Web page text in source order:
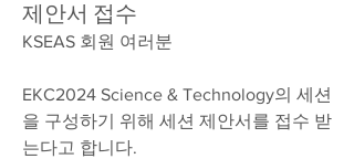
제안서 접수
KSEAS 회원 여러분
EKC2024 Science & Technology의 세션
을 구성하기 위해 세션 제안서를 접수 받
는다고 합니다.